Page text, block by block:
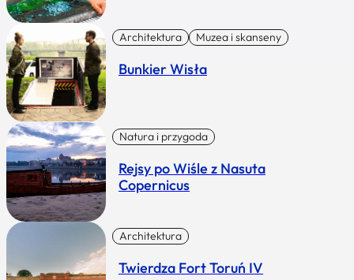
Architektura Muzea i skanseny
Bunkier Wisła
Natura i przygoda
Rejsy po Wiśle z Nasuta
Copernicus
Architektura
Twierdza Fort Toruń IV